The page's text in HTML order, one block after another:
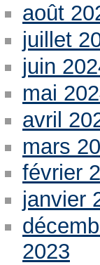
août
juillet
juin
mai
avril
mars
février
janvier
2023